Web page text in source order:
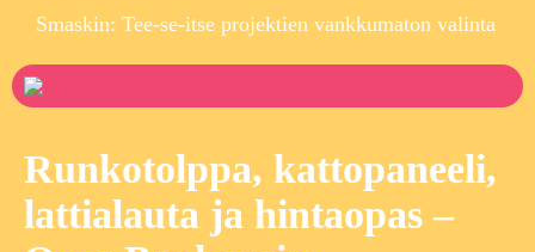
Smaskin: Tee-se-itse projektien vankkumaton valinta
Runkotolppa, kattopaneeli,
lattialauta ja hintaopas –